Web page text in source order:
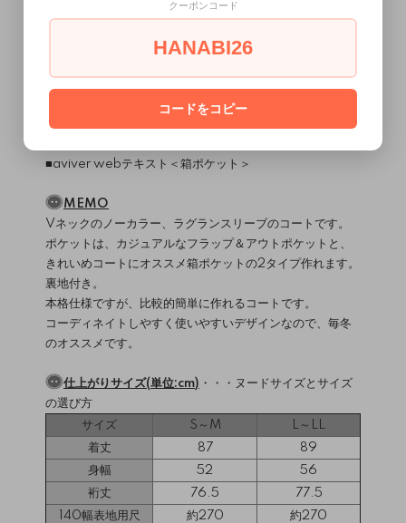
1～1.2cm幅バイヤステープ芯、ストレートテープ芯
23mmボタン 3個
縫製難易度・・・★★★★☆
■aviver webテキスト＜ 箱ポケット ＞
MEMO
Vネックのノーカラー、ラグランスリーブのコートです。
ポケットは、カジュアルなフラップ＆アウトポケットと、
きれいめコートにオススメ箱ポケットの2タイプ作れます。
裏地付き。
本格仕様ですが、比較的簡単に作れるコートです。
コーディネイトしやすく使いやすいデザインなので、毎冬
のオススメです。
仕上がりサイズ(単位:cm) ・・・ ヌードサイズとサイズ
の選び方
サイズ
S～M
L～LL
着丈
87
89
身幅
52
56
裄丈
76.5
77.5
140幅表地用尺
約270
約270
クーポンコード
HANABI26
コードをコピー